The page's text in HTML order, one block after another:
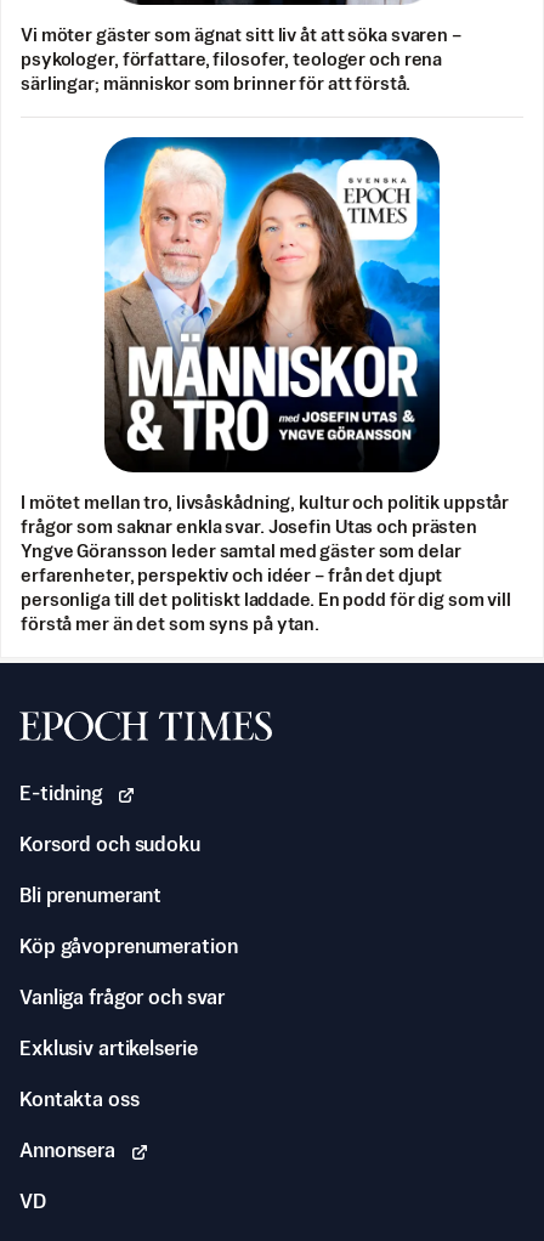
Vi möter gäster som ägnat sitt liv åt att söka svaren –
psykologer, författare, filosofer, teologer och rena
särlingar; människor som brinner för att förstå.
I mötet mellan tro, livsåskådning, kultur och politik uppstår
frågor som saknar enkla svar. Josefin Utas och prästen
Yngve Göransson leder samtal med gäster som delar
erfarenheter, perspektiv och idéer – från det djupt
personliga till det politiskt laddade. En podd för dig som vill
förstå mer än det som syns på ytan.
Svenska Epoch Times
E-tidning
Korsord och sudoku
Bli prenumerant
Köp gåvoprenumeration
Vanliga frågor och svar
Exklusiv artikelserie
Kontakta oss
Annonsera
VD